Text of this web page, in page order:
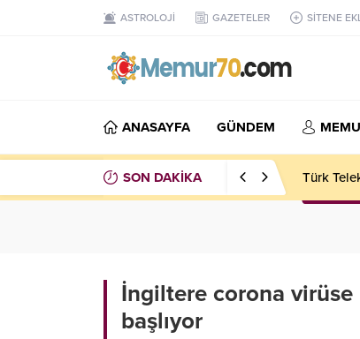
ASTROLOJİ GAZETELER SİTENE
ANASAYFA GÜNDEM
SON DAKİKA Türk
İngiltere corona virüse
başlıyor